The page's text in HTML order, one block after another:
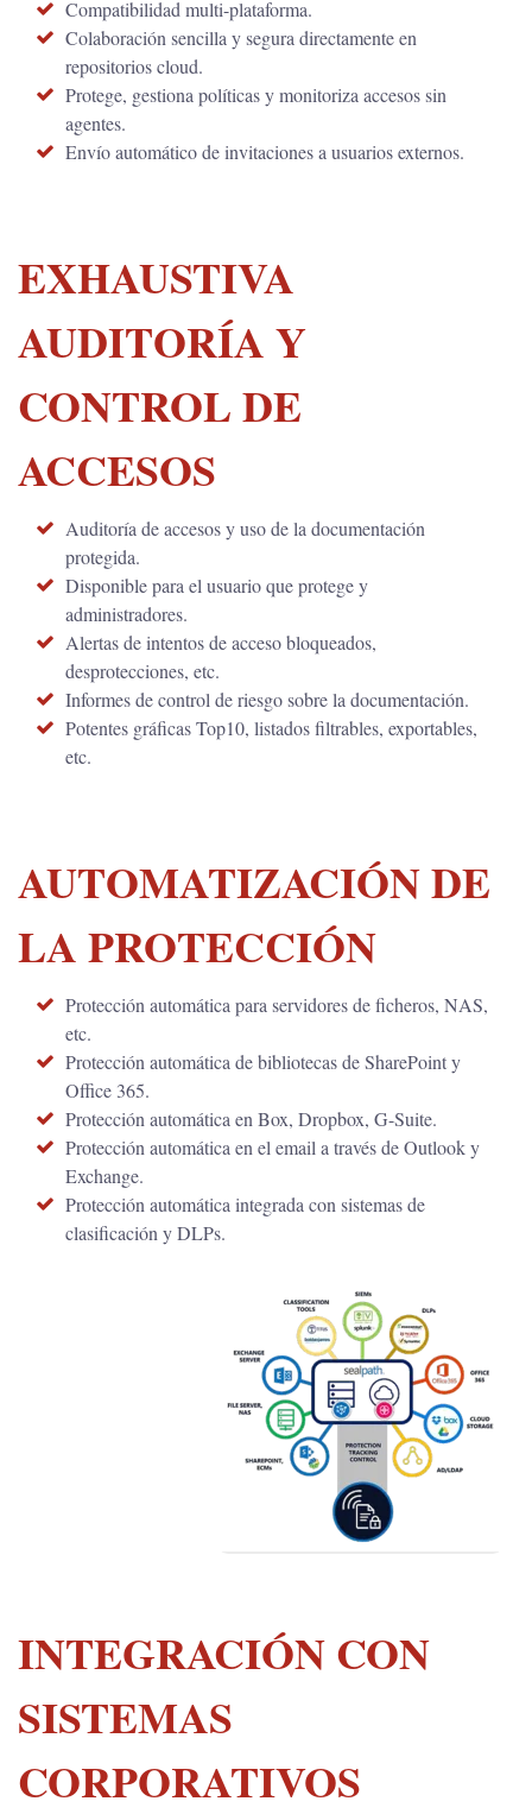
Compatibilidad multi-plataforma.
Colaboración sencilla y segura directamente en
repositorios cloud.
Protege, gestiona políticas y monitoriza accesos sin
agentes.
Envío automático de invitaciones a usuarios externos.
EXHAUSTIVA
AUDITORÍA Y
CONTROL DE
ACCESOS
Auditoría de accesos y uso de la documentación
protegida.
Disponible para el usuario que protege y
administradores.
Alertas de intentos de acceso bloqueados,
desprotecciones, etc.
Informes de control de riesgo sobre la documentación.
Potentes gráficas Top10, listados filtrables, exportables,
etc.
AUTOMATIZACIÓN DE
LA PROTECCIÓN
Protección automática para servidores de ficheros, NAS,
etc.
Protección automática de bibliotecas de SharePoint y
Office 365.
Protección automática en Box, Dropbox, G-Suite.
Protección automática en el email a través de Outlook y
Exchange.
Protección automática integrada con sistemas de
clasificación y DLPs.
INTEGRACIÓN CON
SISTEMAS
CORPORATIVOS